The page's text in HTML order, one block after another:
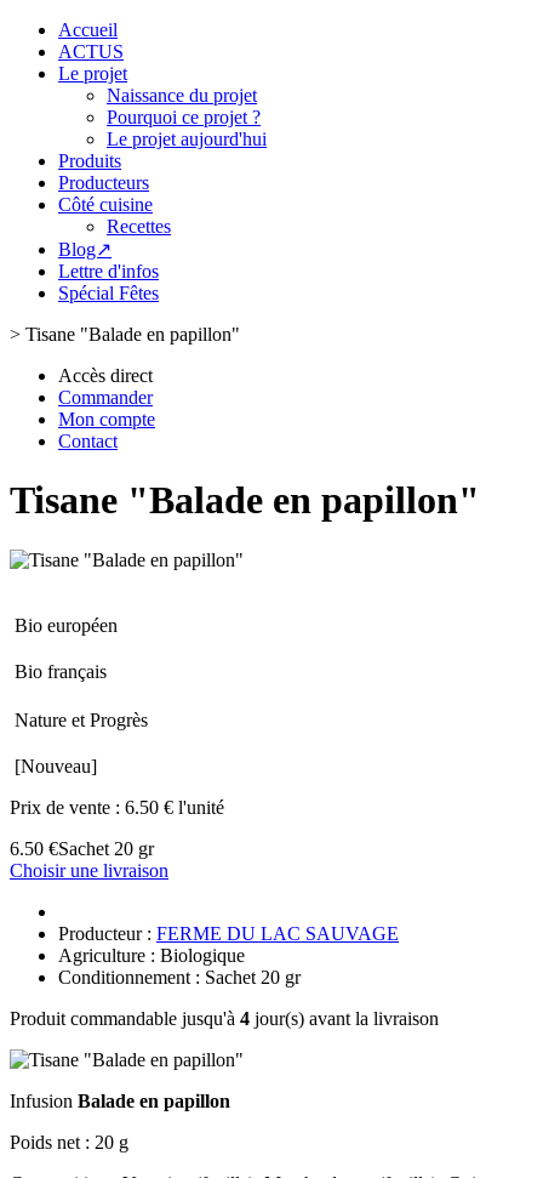
Accueil
ACTUS
Le projet
Naissance du projet
Pourquoi ce projet ?
Le projet aujourd'hui
Produits
Producteurs
Côté cuisine
Recettes
Blog↗
Lettre d'infos
Spécial Fêtes
> Tisane "Balade en papillon"
Accès direct
Commander
Mon compte
Contact
Tisane "Balade en papillon"
Bio européen
Bio français
Nature et Progrès
[Nouveau]
Prix de vente : 6.50 € l'unité
6.50 €Sachet 20 gr
Choisir une livraison
Producteur : FERME DU LAC SAUVAGE
Agriculture : Biologique
Conditionnement : Sachet 20 gr
Produit commandable jusqu'à 4 jour(s) avant la livraison
Infusion Balade en papillon
Poids net : 20 g